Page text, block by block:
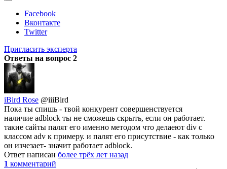
Facebook
Вконтакте
Twitter
Пригласить эксперта
Ответы на вопрос 2
iBird Rose @iiiBird
Пока ты спишь - твой конкурент совершенствуется
наличие adblock ты не сможешь скрыть, если он работает.
такие сайты палят его именно методом что делаеют div с
классом adv к примеру. и палят его присутствие - как только
он изчезает- значит работает adblock.
Ответ написан более трёх лет назад
1 комментарий